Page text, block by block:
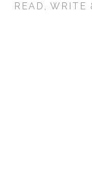
READ, WRITE